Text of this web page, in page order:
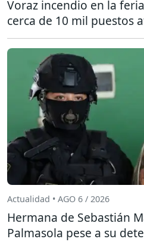
Voraz incendio en la
cerca de 10 mil puestos
Actualidad • AGO 6 / 2026
Hermana de Sebastián
Palmasola pese a su